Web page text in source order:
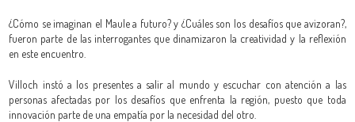
¿Cómo se imaginan el Maule a futuro? y ¿Cuáles son los desafíos que avizoran?,
fueron parte de las interrogantes que dinamizaron la creatividad y la reflexión
en este encuentro.
Villoch instó a los presentes a salir al mundo y escuchar con atención a las
personas afectadas por los desafíos que enfrenta la región, puesto que toda
innovación parte de una empatía por la necesidad del otro.